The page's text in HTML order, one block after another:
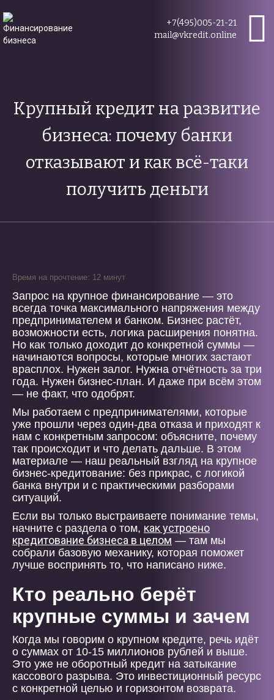
+7(495)005-21-21
mail@vkredit.online
Крупный кредит на развитие
бизнеса: почему банки
отказывают и как всё-таки
получить деньги
Время на прочтение: 12 минут
Запрос на крупное финансирование — это
всегда точка максимального напряжения между
предпринимателем и банком. Бизнес растёт,
возможности есть, логика расширения понятна.
Но как только доходит до конкретной суммы —
начинаются вопросы, которые многих застают
врасплох. Нужен залог. Нужна отчётность за три
года. Нужен бизнес-план. И даже при всём этом
— не факт, что одобрят.
Мы работаем с предпринимателями, которые
уже прошли через один-два отказа и приходят к
нам с конкретным запросом: объясните, почему
так происходит и что делать дальше. В этом
материале — наш реальный взгляд на крупное
бизнес-кредитование: без прикрас, с логикой
банка внутри и с практическими разборами
ситуаций.
Если вы только выстраиваете понимание темы,
начните с раздела о том, как устроено
кредитование бизнеса в целом — там мы
собрали базовую механику, которая поможет
лучше воспринять то, что написано ниже.
Кто реально берёт
крупные суммы и зачем
Когда мы говорим о крупном кредите, речь идёт
о суммах от 10-15 миллионов рублей и выше.
Это уже не оборотный кредит на затыкание
кассового разрыва. Это инвестиционный ресурс
с конкретной целью и горизонтом возврата.